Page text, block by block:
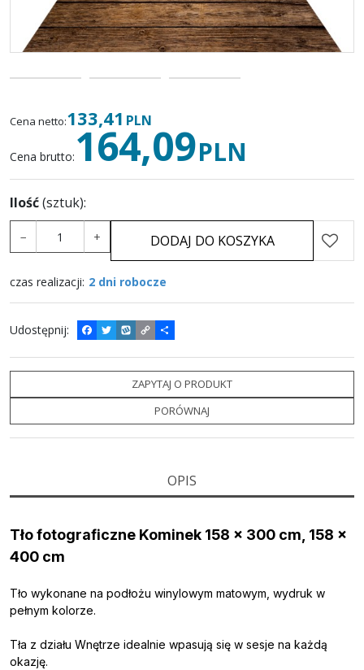
Cena netto:133,41 PLN
Cena brutto: 164,09PLN
Ilość(sztuk):
− + DODAJ DO KOSZYKA
czas realizacji: 2 dni robocze
Udostępnij:
F
a
c
e
o
k
T
w
i
t
e
W
y
k
o
C
o
p
y
L
i
k
P
o
d
z
i
e
l
s
i
ZAPYTAJ O PRODUKT
PORÓWNAJ
OPIS
Tło fotograficzne Kominek 158 x 300 cm, 158 x
400 cm
Tło wykonane na podłożu winylowym matowym, wydruk w
pełnym kolorze.
Tła z działu Wnętrze idealnie wpasują się w sesje na każdą
okazję.